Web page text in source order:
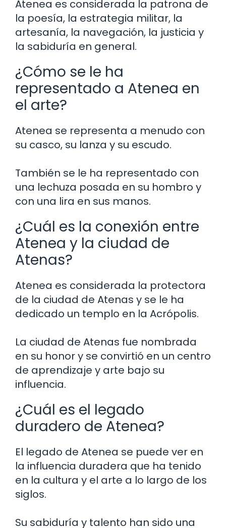
Atenea es considerada la patrona de
la poesía, la estrategia militar, la
artesanía, la navegación, la justicia y
la sabiduría en general.
¿Cómo se le ha
representado a Atenea en
el arte?
Atenea se representa a menudo con
su casco, su lanza y su escudo.
También se le ha representado con
una lechuza posada en su hombro y
con una lira en sus manos.
¿Cuál es la conexión entre
Atenea y la ciudad de
Atenas?
Atenea es considerada la protectora
de la ciudad de Atenas y se le ha
dedicado un templo en la Acrópolis.
La ciudad de Atenas fue nombrada
en su honor y se convirtió en un centro
de aprendizaje y arte bajo su
influencia.
¿Cuál es el legado
duradero de Atenea?
El legado de Atenea se puede ver en
la influencia duradera que ha tenido
en la cultura y el arte a lo largo de los
siglos.
Su sabiduría y talento han sido una